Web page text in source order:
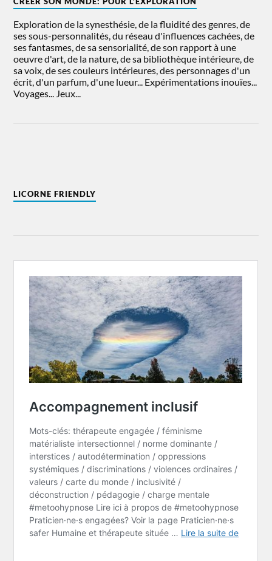
Exploration de la synesthésie, de la fluidité des genres, de
ses sous-personnalités, du réseau d'influences cachées, de
ses fantasmes, de sa sensorialité, de son rapport à une
oeuvre d'art, de la nature, de sa bibliothèque intérieure, de
sa voix, de ses couleurs intérieures, des personnages d'un
écrit, d'un parfum, d'une lueur... Expérimentations inouïes...
Voyages... Jeux...
LICORNE FRIENDLY